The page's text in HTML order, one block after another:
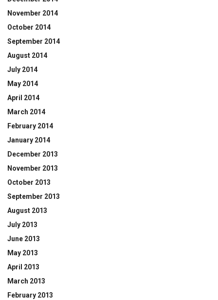
November 2014
October 2014
September 2014
August 2014
July 2014
May 2014
April 2014
March 2014
February 2014
January 2014
December 2013
November 2013
October 2013
September 2013
August 2013
July 2013
June 2013
May 2013
April 2013
March 2013
February 2013